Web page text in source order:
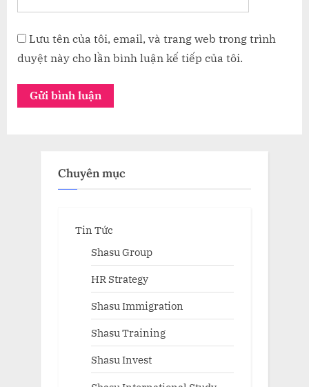
Lưu tên của tôi, email, và trang web trong trình
duyệt này cho lần bình luận kế tiếp của tôi.
Chuyên mục
Tin Tức
Shasu Group
HR Strategy
Shasu Immigration
Shasu Training
Shasu Invest